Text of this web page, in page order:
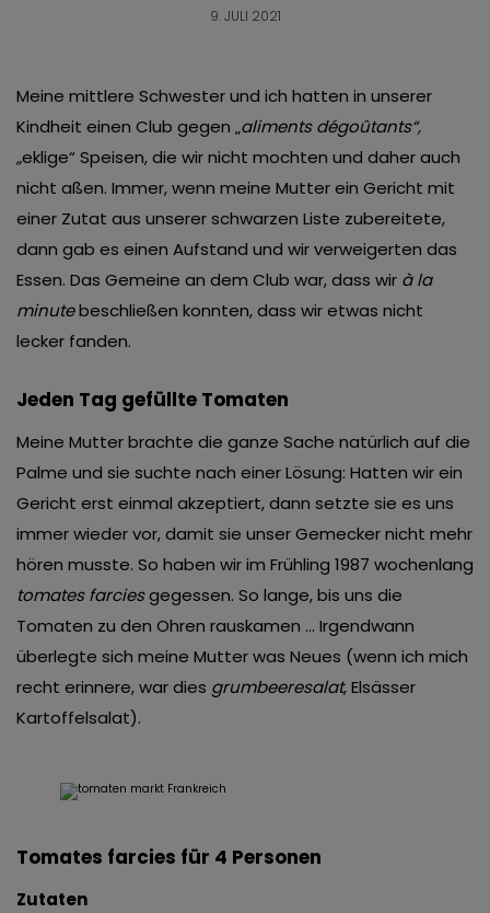
9. JULI 2021
Meine mittlere Schwester und ich hatten in unserer
Kindheit einen Club gegen „aliments dégoûtants“,
„eklige“ Speisen, die wir nicht mochten und daher auch
nicht aßen. Immer, wenn meine Mutter ein Gericht mit
einer Zutat aus unserer schwarzen Liste zubereitete,
dann gab es einen Aufstand und wir verweigerten das
Essen. Das Gemeine an dem Club war, dass wir à la
minutebeschließen konnten, dass wir etwas nicht
lecker fanden.
Jeden Tag gefüllte Tomaten
Meine Mutter brachte die ganze Sache natürlich auf die
Palme und sie suchte nach einer Lösung: Hatten wir ein
Gericht erst einmal akzeptiert, dann setzte sie es uns
immer wieder vor, damit sie unser Gemecker nicht mehr
hören musste. So haben wir im Frühling 1987 wochenlang
tomates farciesgegessen. So lange, bis uns die
Tomaten zu den Ohren rauskamen … Irgendwann
überlegte sich meine Mutter was Neues (wenn ich mich
recht erinnere, war dies grumbeeresalat, Elsässer
Kartoffelsalat).
Tomates farcies für 4 Personen
Zutaten